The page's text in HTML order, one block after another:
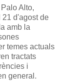
Alto,
21 d'agost de
amb la
temes actuals
tractats
i
general.